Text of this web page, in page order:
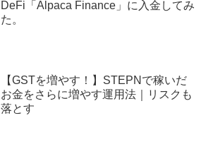
DeFi「Alpaca Finance」に入金してみ
た。
【GSTを増やす！】STEPNで稼いだ
お金をさらに増やす運用法｜リスクも
落とす